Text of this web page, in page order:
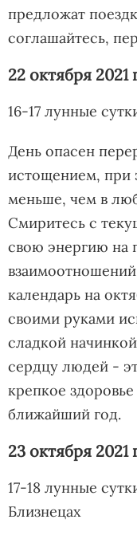
предложат
соглашайтесь,
22 октября 2021
16-17 лунные
День опасен
истощением, при
меньше, чем в
Смиритесь с
свою энергию на
календарь на
своими руками
сладкой
сердцу людей -
крепкое
ближайший год.
23 октября 2021
17-18 лунные
Близнецах